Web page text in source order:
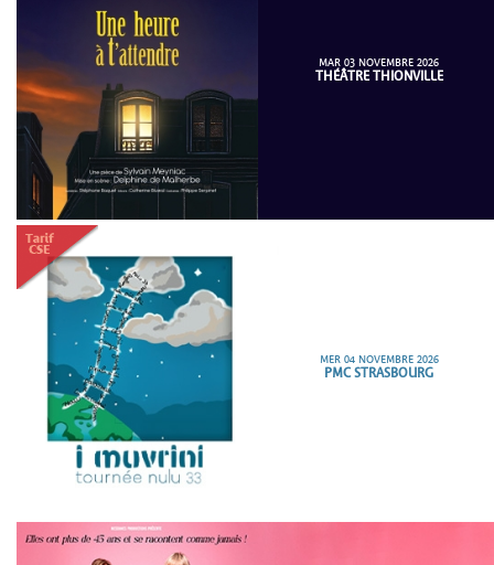
MAR 03 NOVEMBRE 2026
THÉÂTRE THIONVILLE
MER 04 NOVEMBRE 2026
PMC STRASBOURG